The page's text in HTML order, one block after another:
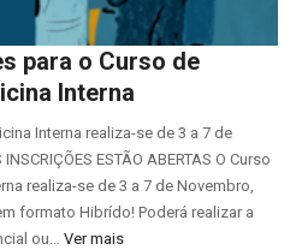
para o Curso de
Interna
Interna realiza-se de 3 a 7 de
ESTÃO ABERTAS O Curso
realiza-se de 3 a 7 de Novembro,
formato Hibrído! Poderá realizar a
ou… Ver mais